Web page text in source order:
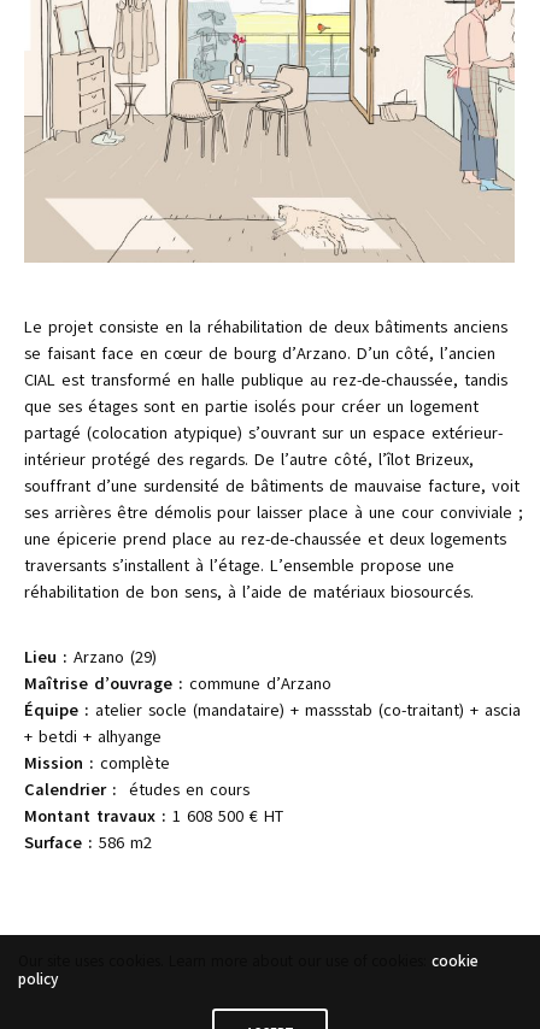
Le projet consiste en la réhabilitation de deux bâtiments anciens
se faisant face en cœur de bourg d’Arzano. D’un côté, l’ancien
CIAL est transformé en halle publique au rez-de-chaussée, tandis
que ses étages sont en partie isolés pour créer un logement
partagé (colocation atypique) s’ouvrant sur un espace extérieur-
intérieur protégé des regards. De l’autre côté, l’îlot Brizeux,
souffrant d’une surdensité de bâtiments de mauvaise facture, voit
ses arrières être démolis pour laisser place à une cour conviviale ;
une épicerie prend place au rez-de-chaussée et deux logements
traversants s’installent à l’étage. L’ensemble propose une
réhabilitation de bon sens, à l’aide de matériaux biosourcés.
Lieu : Arzano (29)
Maîtrise d’ouvrage : commune d’Arzano
Équipe : atelier socle (mandataire) + massstab (co-traitant) + ascia
+ betdi + alhyange
Mission : complète
Calendrier : études en cours
Montant travaux : 1 608 500 € HT
Surface : 586 m2
bonjour@socleatelier.fr
cookie
policy